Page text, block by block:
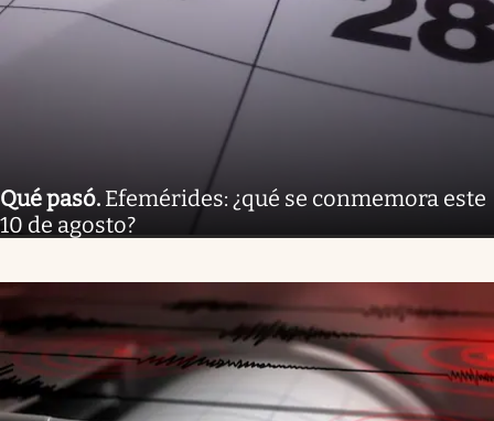
Qué pasó. Efemérides: ¿qué se conmemora este
10 de agosto?